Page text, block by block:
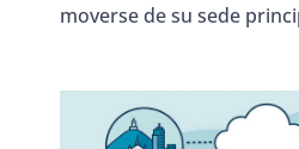
moverse de su sede